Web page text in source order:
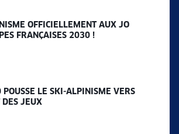
OFFICIELLEMENT AUX JO
FRANÇAISES 2030 !
LE SKI-ALPINISME VERS
DES JEUX